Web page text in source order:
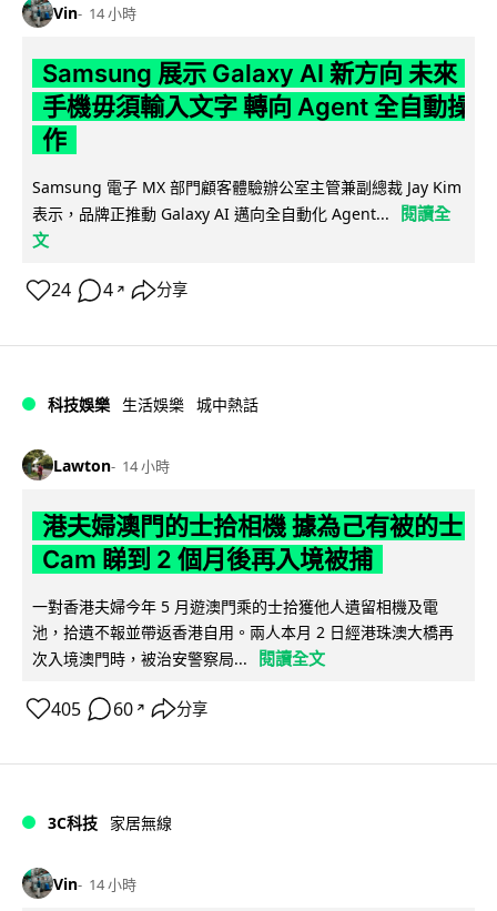
Vin 14 小時
Samsung 展示 Galaxy AI 新方向 未來
手機毋須輸入文字 轉向 Agent 全自動操
作
Samsung 電子 MX 部門顧客體驗辦公室主管兼副總裁 Jay Kim
表示，品牌正推動 Galaxy AI 邁向全自動化 Agent...
閱讀全
文
24 4 ↗ 分享
科技娛樂 生活娛樂 城中熱話
Lawton 14 小時
港夫婦澳門的士拾相機 據為己有被的士
Cam 睇到 2 個月後再入境被捕
一對香港夫婦今年 5 月遊澳門乘的士拾獲他人遺留相機及電
池，拾遺不報並帶返香港自用。兩人本月 2 日經港珠澳大橋再
次入境澳門時，被治安警察局...
閱讀全文
405 60 ↗ 分享
3C科技 家居無線
Vin 14 小時